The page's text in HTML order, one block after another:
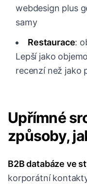
webdesign plus
samy
Restaurace:
Lepší jako
recenzí než jako
Upřímné
způsoby,
B2B databáze ve
korporátní